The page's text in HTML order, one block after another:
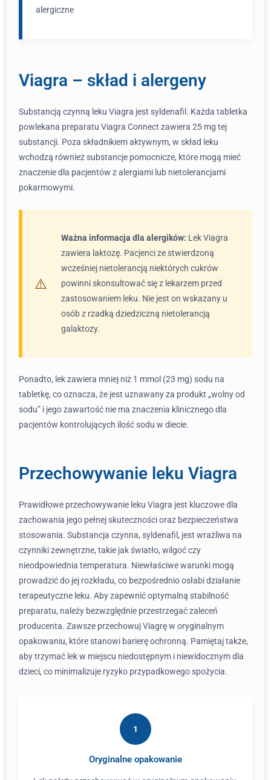
alergiczne
Viagra – skład i alergeny
Substancją czynną leku Viagra jest syldenafil. Każda tabletka
powlekana preparatu Viagra Connect zawiera 25 mg tej
substancji. Poza składnikiem aktywnym, w skład leku
wchodzą również substancje pomocnicze, które mogą mieć
znaczenie dla pacjentów z alergiami lub nietolerancjami
pokarmowymi.
Ważna informacja dla alergików: Lek Viagra
zawiera laktozę. Pacjenci ze stwierdzoną
wcześniej nietolerancją niektórych cukrów
powinni skonsultować się z lekarzem przed
zastosowaniem leku. Nie jest on wskazany u
osób z rzadką dziedziczną nietolerancją
galaktozy.
Ponadto, lek zawiera mniej niż 1 mmol (23 mg) sodu na
tabletkę, co oznacza, że jest uznawany za produkt „wolny od
sodu” i jego zawartość nie ma znaczenia klinicznego dla
pacjentów kontrolujących ilość sodu w diecie.
Przechowywanie leku Viagra
Prawidłowe przechowywanie leku Viagra jest kluczowe dla
zachowania jego pełnej skuteczności oraz bezpieczeństwa
stosowania. Substancja czynna, syldenafil, jest wrażliwa na
czynniki zewnętrzne, takie jak światło, wilgoć czy
nieodpowiednia temperatura. Niewłaściwe warunki mogą
prowadzić do jej rozkładu, co bezpośrednio osłabi działanie
terapeutyczne leku. Aby zapewnić optymalną stabilność
preparatu, należy bezwzględnie przestrzegać zaleceń
producenta. Zawsze przechowuj Viagrę w oryginalnym
opakowaniu, które stanowi barierę ochronną. Pamiętaj także,
aby trzymać lek w miejscu niedostępnym i niewidocznym dla
dzieci, co minimalizuje ryzyko przypadkowego spożycia.
1
Oryginalne opakowanie